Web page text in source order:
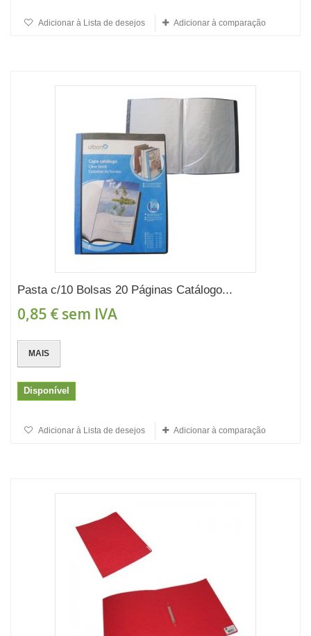
Adicionar à Lista de desejos Adicionar à comparação
Pasta c/10 Bolsas 20 Páginas Catálogo...
0,85 € sem IVA
MAIS
Disponível
Adicionar à Lista de desejos Adicionar à comparação